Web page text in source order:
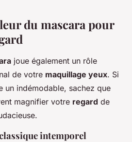
du mascara pour
joue également un rôle
de votre maquillage yeux. Si
un indémodable, sachez que
magnifier votre regard de
intemporel